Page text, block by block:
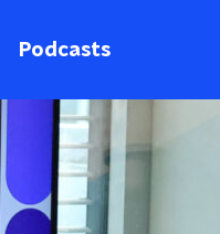
Podcasts